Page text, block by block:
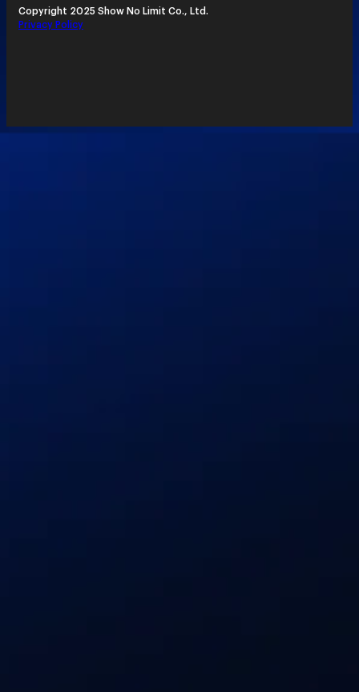
Copyright 2025 Show No Limit Co., Ltd.
Privacy Policy